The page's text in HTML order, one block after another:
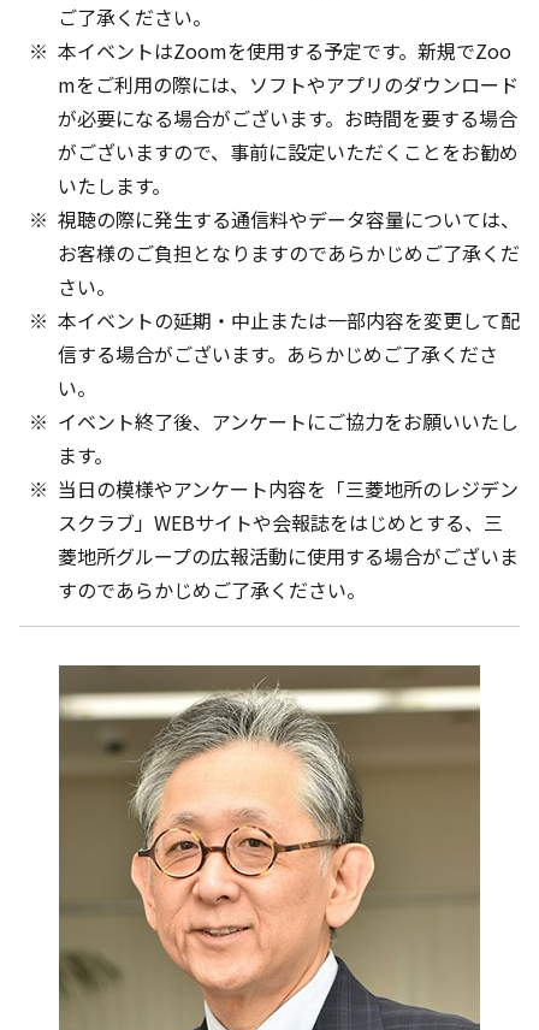
ご了承ください。
本イベントはZoomを使用する予定です。新規でZoo
mをご利用の際には、ソフトやアプリのダウンロード
が必要になる場合がございます。お時間を要する場合
がございますので、事前に設定いただくことをお勧め
いたします。
視聴の際に発生する通信料やデータ容量については、
お客様のご負担となりますのであらかじめご了承くだ
さい。
本イベントの延期・中止または一部内容を変更して配
信する場合がございます。あらかじめご了承くださ
い。
イベント終了後、アンケートにご協力をお願いいたし
ます。
当日の模様やアンケート内容を「三菱地所のレジデン
スクラブ」WEBサイトや会報誌をはじめとする、三
菱地所グループの広報活動に使用する場合がございま
すのであらかじめご了承ください。